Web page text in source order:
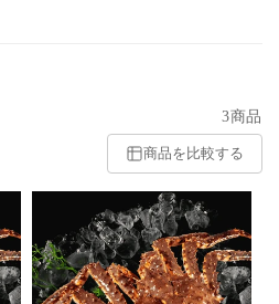
3商品
商品を比較する